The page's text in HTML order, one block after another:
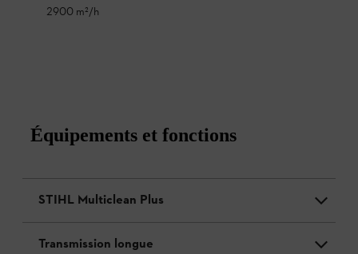
2900 m²/h
Équipements et fonctions
STIHL Multiclean Plus
Transmission longue